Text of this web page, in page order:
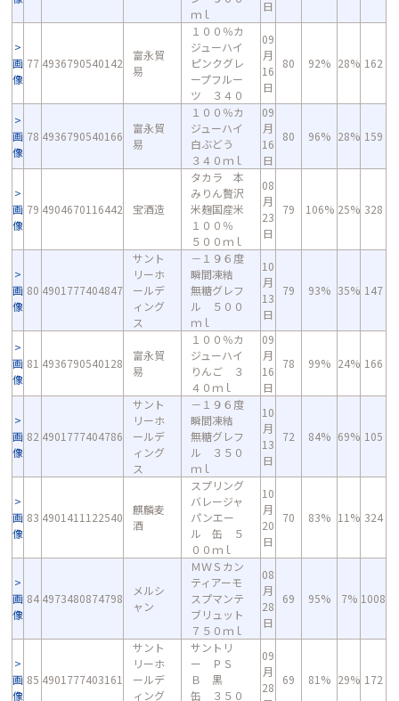
ｍｌ
日
画
像
77 4936790540142
富永貿
易
１００％カ
ジューハイ
ピンクグレ
ープフルー
ツ ３４０
09
月
16
日
80 92% 28% 162
画
像
78 4936790540166
富永貿
易
１００％カ
ジューハイ
白ぶどう
３４０ｍｌ
09
月
16
日
80 96% 28% 159
画
像
79 4904670116442 宝酒造
タカラ 本
みりん贅沢
米麹国産米
１００％
５００ｍｌ
08
月
23
日
79 106% 25% 328
画
像
80 4901777404847
サント
リーホ
ールデ
ィング
ス
－１９６度
瞬間凍結
無糖グレフ
ル ５００
ｍｌ
10
月
13
日
79 93% 35% 147
画
像
81 4936790540128
富永貿
易
１００％カ
ジューハイ
りんご ３
４０ｍｌ
09
月
16
日
78 99% 24% 166
画
像
82 4901777404786
サント
リーホ
ールデ
ィング
ス
－１９６度
瞬間凍結
無糖グレフ
ル ３５０
ｍｌ
10
月
13
日
72 84% 69% 105
画
像
83 4901411122540
麒麟麦
酒
スプリング
バレージャ
パンエー
ル 缶 ５
００ｍｌ
10
月
20
日
70 83% 11% 324
画
像
84 4973480874798
メルシ
ャン
ＭＷＳカン
ティアーモ
スプマンテ
ブリュット
７５０ｍｌ
08
月
28
日
69 95% 7% 1008
画
像
85 4901777403161
サント
リーホ
ールデ
ィング
サントリ
ー ＰＳ
Ｂ 黒
缶 ３５０
09
月
28
69 81% 29% 172